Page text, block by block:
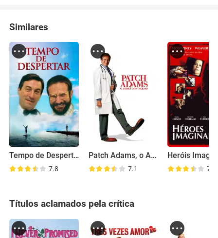
Similares
Tempo de Despertar
7.8
Patch Adams, o Amor é Contagioso
7.1
Heróis
7.0
Títulos aclamados pela crítica